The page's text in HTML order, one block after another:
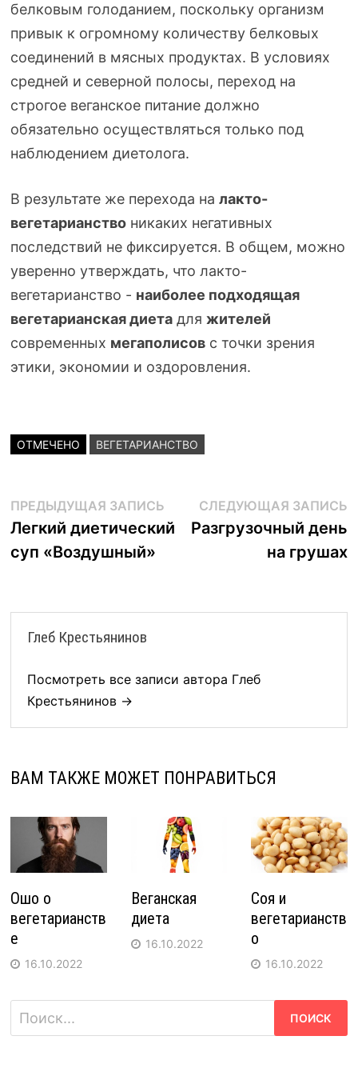
белковым голоданием, поскольку организм
привык к огромному количеству белковых
соединений в мясных продуктах. В условиях
средней и северной полосы, переход на
строгое веганское питание должно
обязательно осуществляться только под
наблюдением диетолога.
В результате же перехода на лакто-
вегетарианствоникаких негативных
последствий не фиксируется. В общем, можно
уверенно утверждать, что лакто-
вегетарианство - наиболее подходящая
вегетарианскаядиетадля жителей
современных мегаполисовс точки зрения
этики, экономии и оздоровления.
ОТМЕЧЕНО ВЕГЕТАРИАНСТВО
Навигация
по
записям
ПРЕДЫДУЩАЯ ЗАПИСЬПредыдущая
запись:
Легкий диетический
суп «Воздушный»
СЛЕДУЮЩАЯ ЗАПИСЬ
Разгрузочный день
на грушах
Глеб Крестьянинов
Посмотреть все записи автора Глеб
Крестьянинов →
ВАМ ТАКЖЕ МОЖЕТ ПОНРАВИТЬСЯ
Ошо о
вегетарианств
е
16.10.2022
Веганская
диета
16.10.2022
Соя и
вегетарианств
о
16.10.2022
Найти: